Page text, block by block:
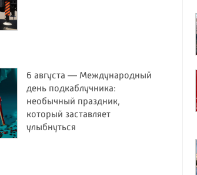
6 августа — Международный
день подкаблучника:
необычный праздник,
который заставляет
улыбнуться